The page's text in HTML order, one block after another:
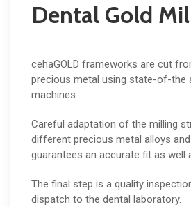
Dental Gold
cehaGOLD frameworks are cut
precious metal using state-of-the
machines.
Careful adaptation of the milling
different precious metal alloys
guarantees an accurate fit as well
The final step is a quality
dispatch to the dental laboratory.